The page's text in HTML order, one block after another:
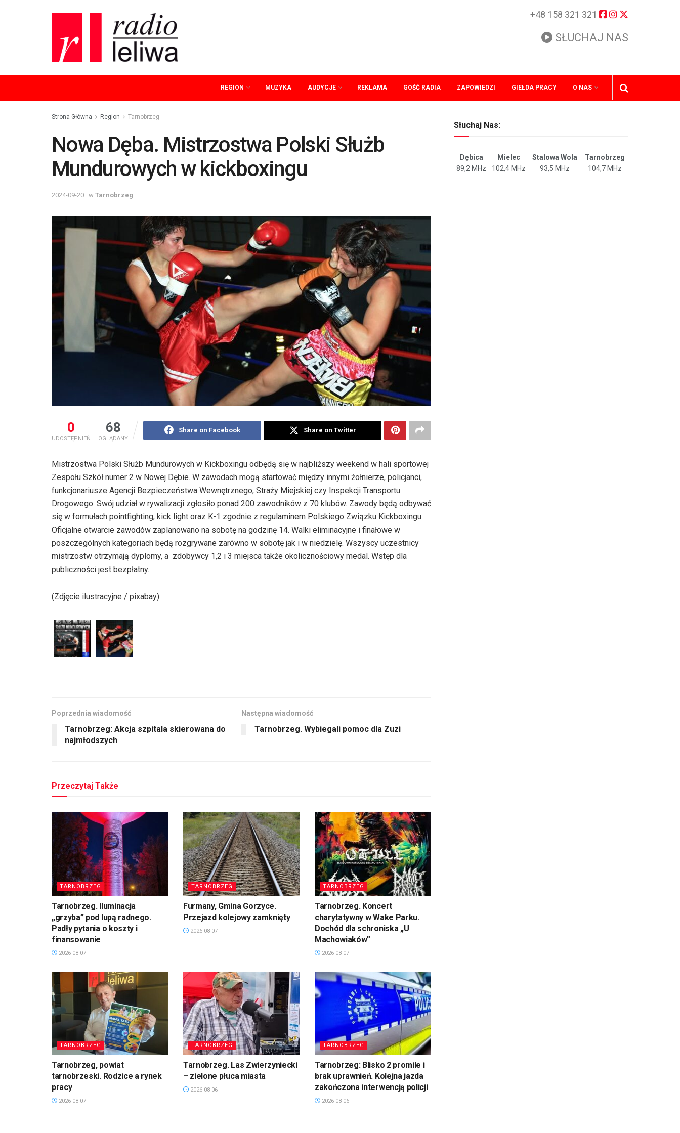
+48 158 321 321
SŁUCHAJ NAS
REGION MUZYKA AUDYCJE REKLAMA GOŚĆ RADIA ZAPOWIEDZI GIEŁDA PRACY O NAS
Strona Główna Region Tarnobrzeg
Nowa Dęba. Mistrzostwa Polski Służb
Mundurowych w kickboxingu
2024-09-20 w Tarnobrzeg
0
UDOSTĘPNIEŃ
68
OGLĄDANY
Share on Facebook Share on Twitter
Mistrzostwa Polski Służb Mundurowych w Kickboxingu odbędą się w najbliższy weekend w hali sportowej
Zespołu Szkół numer 2 w Nowej Dębie. W zawodach mogą startować między innymi żołnierze, policjanci,
funkcjonariusze Agencji Bezpieczeństwa Wewnętrznego, Straży Miejskiej czy Inspekcji Transportu
Drogowego. Swój udział w rywalizacji zgłosiło ponad 200 zawodników z 70 klubów. Zawody będą odbywać
się w formułach pointfighting, kick light oraz K-1 zgodnie z regulaminem Polskiego Związku Kickboxingu.
Oficjalne otwarcie zawodów zaplanowano na sobotę na godzinę 14. Walki eliminacyjne i finałowe w
poszczególnych kategoriach będą rozgrywane zarówno w sobotę jak i w niedzielę. Wszyscy uczestnicy
mistrzostw otrzymają dyplomy, a zdobywcy 1,2 i 3 miejsca także okolicznościowy medal. Wstęp dla
publiczności jest bezpłatny.
(Zdjęcie ilustracyjne / pixabay)
Poprzednia wiadomość
Tarnobrzeg: Akcja szpitala skierowana do
najmłodszych
Następna wiadomość
Tarnobrzeg. Wybiegali pomoc dla Zuzi
Przeczytaj Także
TARNOBRZEG
Tarnobrzeg. Iluminacja
„grzyba” pod lupą radnego.
Padły pytania o koszty i
finansowanie
2026-08-07
TARNOBRZEG
Furmany, Gmina Gorzyce.
Przejazd kolejowy zamknięty
2026-08-07
TARNOBRZEG
Tarnobrzeg. Koncert
charytatywny w Wake Parku.
Dochód dla schroniska „U
Machowiaków”
2026-08-07
TARNOBRZEG
Tarnobrzeg, powiat
tarnobrzeski. Rodzice a rynek
pracy
2026-08-07
TARNOBRZEG
Tarnobrzeg. Las Zwierzyniecki
– zielone płuca miasta
2026-08-06
TARNOBRZEG
Tarnobrzeg: Blisko 2 promile i
brak uprawnień. Kolejna jazda
zakończona interwencją policji
2026-08-06
Słuchaj Nas:
Dębica Mielec Stalowa Wola
Tarnobrzeg
89,2 MHz
102,4 MHz 93,5 MHz 104,7 MHz